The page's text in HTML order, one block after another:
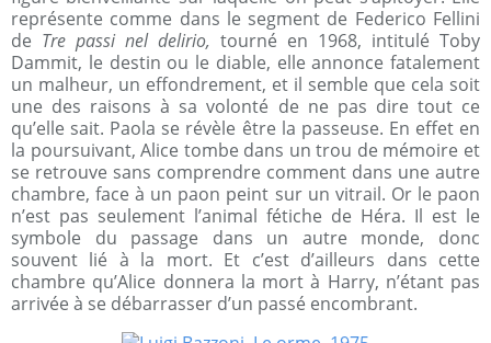
représente comme dans le segment de Federico Fellini
de Tre passi nel delirio, tourné en 1968, intitulé Toby
Dammit, le destin ou le diable, elle annonce fatalement
un malheur, un effondrement, et il semble que cela soit
une des raisons à sa volonté de ne pas dire tout ce
qu’elle sait. Paola se révèle être la passeuse. En effet en
la poursuivant, Alice tombe dans un trou de mémoire et
se retrouve sans comprendre comment dans une autre
chambre, face à un paon peint sur un vitrail. Or le paon
n’est pas seulement l’animal fétiche de Héra. Il est le
symbole du passage dans un autre monde, donc
souvent lié à la mort. Et c’est d’ailleurs dans cette
chambre qu’Alice donnera la mort à Harry, n’étant pas
arrivée à se débarrasser d’un passé encombrant.